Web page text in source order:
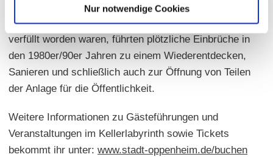
Nur notwendige Cookies
Jahrhunderte lang in Vergessenheit geraten war und
Teile der Räume mehr und mehr mit Müll und Schutt
verfüllt worden waren, führten plötzliche Einbrüche in
den 1980er/90er Jahren zu einem Wiederentdecken,
Sanieren und schließlich auch zur Öffnung von Teilen
der Anlage für die Öffentlichkeit.
Weitere Informationen zu Gästeführungen und
Veranstaltungen im Kellerlabyrinth sowie Tickets
bekommt ihr unter: www.stadt-oppenheim.de/buchen